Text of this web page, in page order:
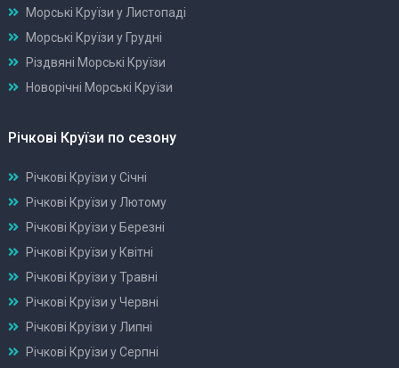
Морські Круїзи у Листопаді
Морські Круїзи у Грудні
Різдвяні Морські Круїзи
Новорічні Морські Круїзи
Річкові Круїзи по сезону
Річкові Круїзи у Січні
Річкові Круїзи у Лютому
Річкові Круїзи у Березні
Річкові Круїзи у Квітні
Річкові Круїзи у Травні
Річкові Круїзи у Червні
Річкові Круїзи у Липні
Річкові Круїзи у Серпні